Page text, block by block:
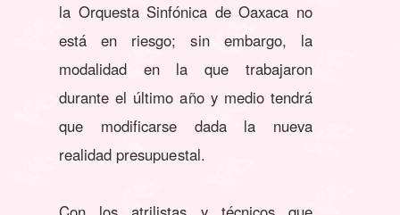
la Orquesta Sinfónica de Oaxaca no
está en riesgo; sin embargo, la
modalidad en la que trabajaron
durante el último año y medio tendrá
que modificarse dada la nueva
realidad presupuestal.